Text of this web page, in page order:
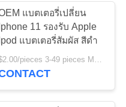
องสําห
18
แบตเตอรี่เปลี่ยน
Iphone 11 รองรับ Apple
Ipod แบตเตอรี่สัมผัส สีดํา
$2.00/pieces 3-49 pieces MOQ:3 ชิ้น